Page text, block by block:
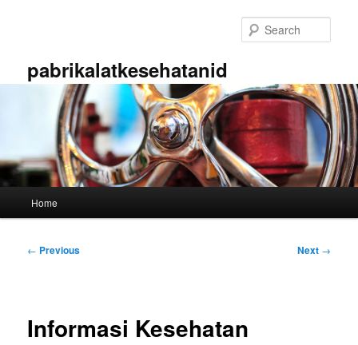
pabrikalatkesehatanid
Home
Post
← Previous Next →
Informasi Kesehatan